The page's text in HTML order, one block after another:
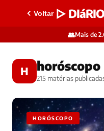
Voltar ▷
👥Mais de
H horóscopo
215 matérias
HORÓSCOPO